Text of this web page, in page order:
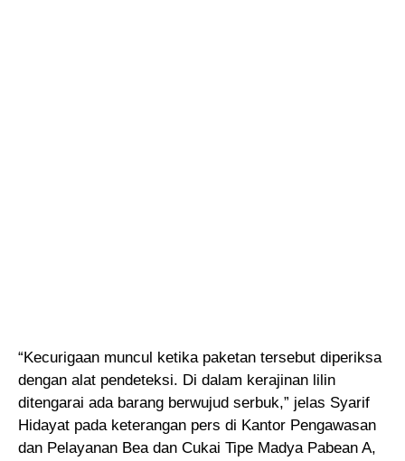
“Kecurigaan muncul ketika paketan tersebut diperiksa
dengan alat pendeteksi. Di dalam kerajinan lilin
ditengarai ada barang berwujud serbuk,” jelas Syarif
Hidayat pada keterangan pers di Kantor Pengawasan
dan Pelayanan Bea dan Cukai Tipe Madya Pabean A,